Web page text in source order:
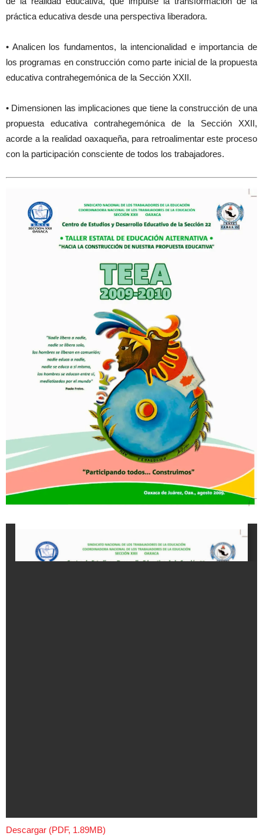
práctica educativa desde una perspectiva liberadora.
• Analicen los fundamentos, la intencionalidad e importancia de
los programas en construcción como parte inicial de la propuesta
educativa contrahegemónica de la Sección XXII.
• Dimensionen las implicaciones que tiene la construcción de una
propuesta educativa contrahegemónica de la Sección XXII,
acorde a la realidad oaxaqueña, para retroalimentar este proceso
con la participación consciente de todos los trabajadores.
Descargar (PDF, 1.89MB)